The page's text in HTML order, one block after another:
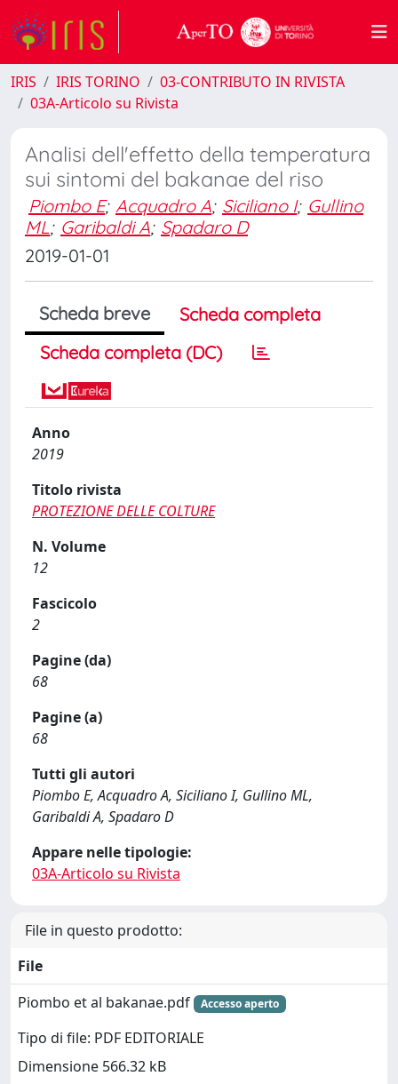
IRIS IRIS TORINO
03-CONTRIBUTO IN RIVISTA
03A-Articolo su Rivista
Analisi dell'effetto della temperatura
sui sintomi del bakanae del riso
Piombo E; Acquadro A; Siciliano I; Gullino
ML; Garibaldi A; Spadaro D
2019-01-01
Scheda breve
Scheda completa
Scheda completa (DC)
Anno
2019
Titolo rivista
PROTEZIONE DELLE COLTURE
N. Volume
12
Fascicolo
2
Pagine (da)
68
Pagine (a)
68
Tutti gli autori
Piombo E, Acquadro A, Siciliano I, Gullino ML,
Garibaldi A, Spadaro D
Appare nelle tipologie:
03A-Articolo su Rivista
File in questo prodotto:
File
Piombo et al bakanae.pdf
Accesso aperto
Tipo di file: PDF EDITORIALE
Dimensione 566.32 kB